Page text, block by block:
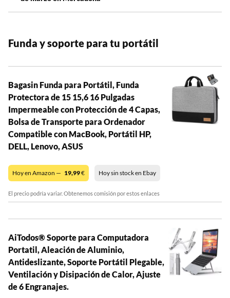
Funda y soporte para tu portátil
Bagasin Funda para Portátil, Funda
Protectora de 15 15,6 16 Pulgadas
Impermeable con Protección de 4 Capas,
Bolsa de Transporte para Ordenador
Compatible con MacBook, Portátil HP,
DELL, Lenovo, ASUS
Hoy en Amazon — 19,99€ Hoy sin stock en Ebay
El precio podría variar. Obtenemos comisión por estos enlaces
AiTodos® Soporte para Computadora
Portatil, Aleación de Aluminio,
Antideslizante, Soporte Portátil Plegable,
Ventilación y Disipación de Calor, Ajuste
de 6 Engranajes.